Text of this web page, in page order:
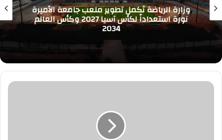
وزارة الرياضة تُكمل تطوير ملعب جامعة الأميرة
نورة استعداداً لكأس آسيا 2027 وكأس العالم
2034
وزير